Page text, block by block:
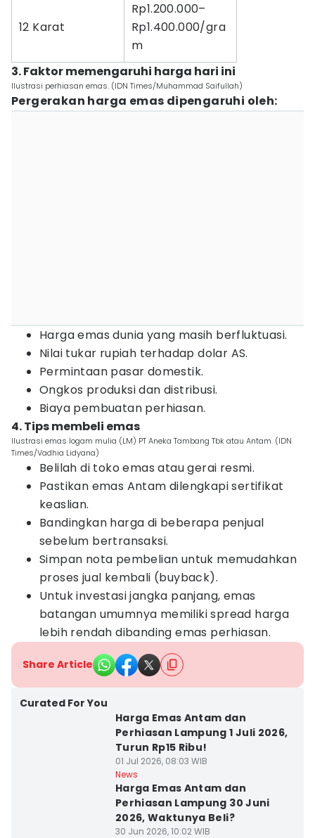
12 Karat
Rp1.200.000–
Rp1.400.000/gra
m
3. Faktor memengaruhi harga hari ini
Ilustrasi perhiasan emas. (IDN Times/Muhammad Saifullah)
Pergerakan harga emas dipengaruhi oleh:
Harga emas dunia yang masih berfluktuasi.
Nilai tukar rupiah terhadap dolar AS.
Permintaan pasar domestik.
Ongkos produksi dan distribusi.
Biaya pembuatan perhiasan.
4. Tips membeli emas
Ilustrasi emas logam mulia (LM) PT Aneka Tambang Tbk atau Antam. (IDN
Times/Vadhia Lidyana)
Belilah di toko emas atau gerai resmi.
Pastikan emas Antam dilengkapi sertifikat
keaslian.
Bandingkan harga di beberapa penjual
sebelum bertransaksi.
Simpan nota pembelian untuk memudahkan
proses jual kembali (buyback).
Untuk investasi jangka panjang, emas
batangan umumnya memiliki spread harga
lebih rendah dibanding emas perhiasan.
Share Article
Curated For You
Harga Emas Antam dan
Perhiasan Lampung 1 Juli 2026,
Turun Rp15 Ribu!
01 Jul 2026, 08:03 WIB
News
Harga Emas Antam dan
Perhiasan Lampung 30 Juni
2026, Waktunya Beli?
30 Jun 2026, 10:02 WIB